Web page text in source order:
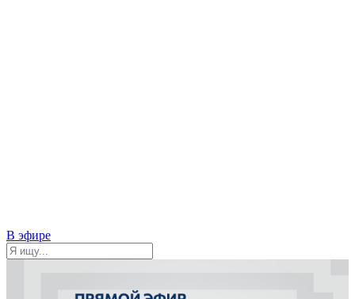
В эфире